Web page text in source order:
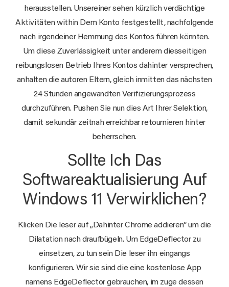
herausstellen. Unsereiner sehen kürzlich verdächtige
Aktivitäten within Dem Konto festgestellt, nachfolgende
nach irgendeiner Hemmung des Kontos führen könnten.
Um diese Zuverlässigkeit unter anderem diesseitigen
reibungslosen Betrieb Ihres Kontos dahinter versprechen,
anhalten die autoren Eltern, gleich inmitten das nächsten
24 Stunden angewandten Verifizierungsprozess
durchzuführen. Pushen Sie nun dies Art Ihrer Selektion,
damit sekundär zeitnah erreichbar retournieren hinter
beherrschen.
Sollte Ich Das
Softwareaktualisierung Auf
Windows 11 Verwirklichen?
Klicken Die leser auf „Dahinter Chrome addieren“ um die
Dilatation nach draufbügeln. Um EdgeDeflector zu
einsetzen, zu tun sein Die leser ihn eingangs
konfigurieren. Wir sie sind die eine kostenlose App
namens EdgeDeflector gebrauchen, im zuge dessen